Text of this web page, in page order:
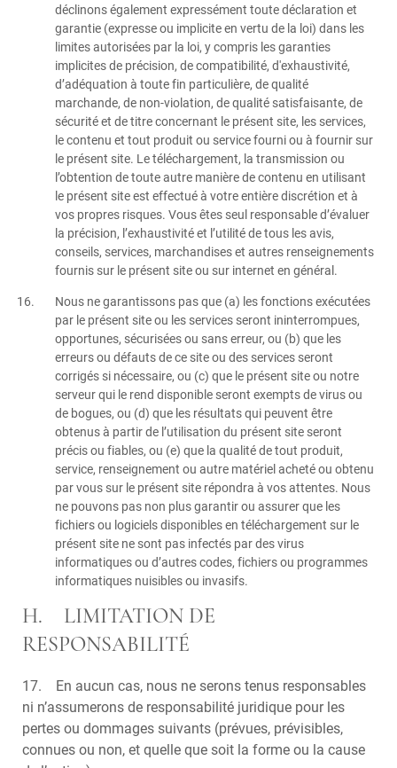
déclinons également expressément toute déclaration et
garantie (expresse ou implicite en vertu de la loi) dans les
limites autorisées par la loi, y compris les garanties
implicites de précision, de compatibilité, d'exhaustivité,
d’adéquation à toute fin particulière, de qualité
marchande, de non-violation, de qualité satisfaisante, de
sécurité et de titre concernant le présent site, les services,
le contenu et tout produit ou service fourni ou à fournir sur
le présent site. Le téléchargement, la transmission ou
l’obtention de toute autre manière de contenu en utilisant
le présent site est effectué à votre entière discrétion et à
vos propres risques. Vous êtes seul responsable d’évaluer
la précision, l’exhaustivité et l’utilité de tous les avis,
conseils, services, marchandises et autres renseignements
fournis sur le présent site ou sur internet en général.
Nous ne garantissons pas que (a) les fonctions exécutées
par le présent site ou les services seront ininterrompues,
opportunes, sécurisées ou sans erreur, ou (b) que les
erreurs ou défauts de ce site ou des services seront
corrigés si nécessaire, ou (c) que le présent site ou notre
serveur qui le rend disponible seront exempts de virus ou
de bogues, ou (d) que les résultats qui peuvent être
obtenus à partir de l’utilisation du présent site seront
précis ou fiables, ou (e) que la qualité de tout produit,
service, renseignement ou autre matériel acheté ou obtenu
par vous sur le présent site répondra à vos attentes. Nous
ne pouvons pas non plus garantir ou assurer que les
fichiers ou logiciels disponibles en téléchargement sur le
présent site ne sont pas infectés par des virus
informatiques ou d’autres codes, fichiers ou programmes
informatiques nuisibles ou invasifs.
H. LIMITATION DE
RESPONSABILITÉ
17. En aucun cas, nous ne serons tenus responsables
ni n’assumerons de responsabilité juridique pour les
pertes ou dommages suivants (prévues, prévisibles,
connues ou non, et quelle que soit la forme ou la cause